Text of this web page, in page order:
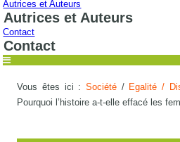
Autrices et Auteurs
Autrices et Auteurs
Contact
Contact
Vous êtes ici :Société / Egalité /
Pourquoi l’histoire a-t-elle effacé les